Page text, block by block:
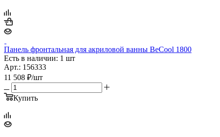
Панель фронтальная для акриловой ванны BeCool 1800
Есть в наличии: 1 шт
Арт.: 156333
11 508 ₽/шт
Купить